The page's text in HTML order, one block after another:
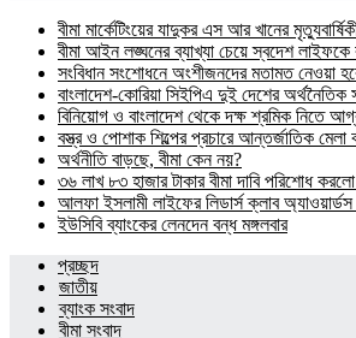
বীমা মার্কেটিংয়ের যাদুকর এস আর খানের
বীমা আইন লঙ্ঘনের ব্যাখ্যা চেয়ে স্বদেশ লাইফকে
সংবিধান সংশোধনে অংশীজনদের মতামত নেওয়া
বাংলাদেশ-কোরিয়া সিইপিএ দুই দেশের অর্থনৈতিক
বিনিয়োগ ও বাংলাদেশ থেকে দক্ষ শ্রমিক নিতে
বস্ত্র ও পোশাক শিল্পের প্রচারে আন্তর্জাতিক
অর্থনীতি বাড়ছে, বীমা কেন নয়?
৩৬ লাখ ৮৩ হাজার টাকার বীমা দাবি পরিশোধ
আলফা ইসলামী লাইফের লিডার্স ক্লাব অ্যাওয়ার্ডস
ইউসিবি ব্যাংকের লেনদেন বন্ধ মঙ্গলবার
প্রচ্ছদ
জাতীয়
ব্যাংক সংবাদ
বীমা সংবাদ